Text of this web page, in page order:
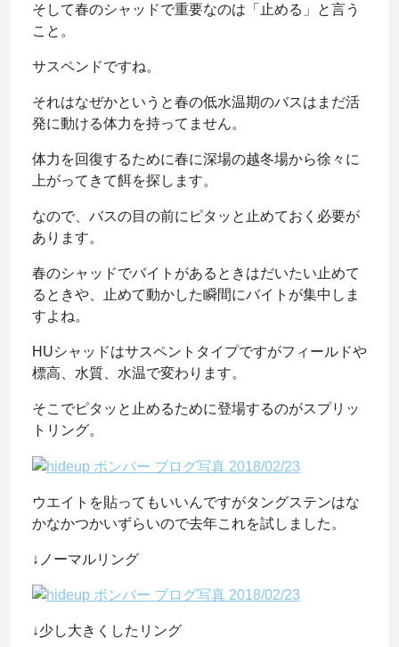
そして春のシャッドで重要なのは「止める」と言う
こと。
サスペンドですね。
それはなぜかというと春の低水温期のバスはまだ活
発に動ける体力を持ってません。
体力を回復するために春に深場の越冬場から徐々に
上がってきて餌を探します。
なので、バスの目の前にピタッと止めておく必要が
あります。
春のシャッドでバイトがあるときはだいたい止めて
るときや、止めて動かした瞬間にバイトが集中しま
すよね。
HUシャッドはサスペントタイプですがフィールドや
標高、水質、水温で変わります。
そこでピタッと止めるために登場するのがスプリッ
トリング。
ウエイトを貼ってもいいんですがタングステンはな
かなかつかいずらいので去年これを試しました。
↓ノーマルリング
↓少し大きくしたリング